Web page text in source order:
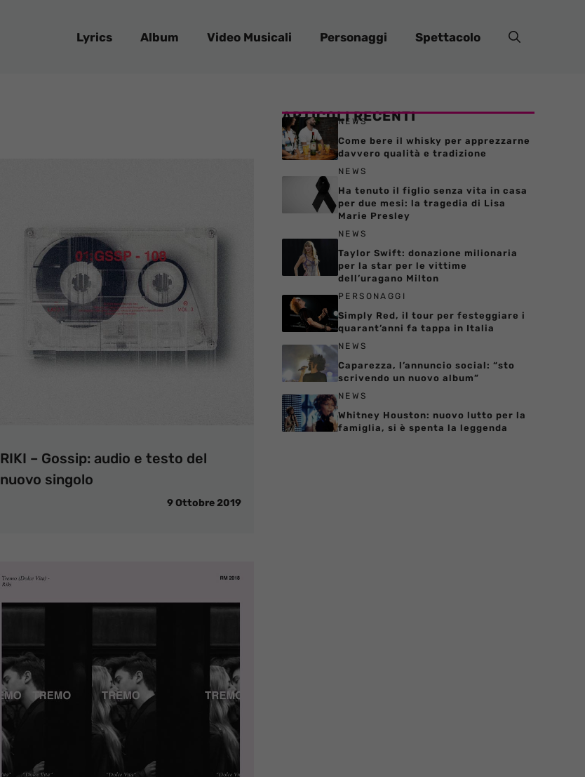
Lyrics Album Video Musicali Personaggi Spettacolo
RIKI – Gossip: audio e testo del
nuovo singolo
9 Ottobre 2019
ARTICOLI RECENTI
NEWS
Come bere il whisky per apprezzarne
davvero qualità e tradizione
NEWS
Ha tenuto il figlio senza vita in casa
per due mesi: la tragedia di Lisa
Marie Presley
NEWS
Taylor Swift: donazione milionaria
per la star per le vittime
dell’uragano Milton
PERSONAGGI
Simply Red, il tour per festeggiare i
quarant’anni fa tappa in Italia
NEWS
Caparezza, l’annuncio social: “sto
scrivendo un nuovo album”
NEWS
Whitney Houston: nuovo lutto per la
famiglia, si è spenta la leggenda